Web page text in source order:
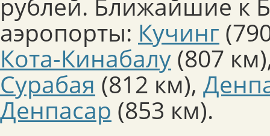
аэропорты: Кучинг
Кота-Кинабалу (807 км)
Сурабая (812 км),
Денпасар (853 км).